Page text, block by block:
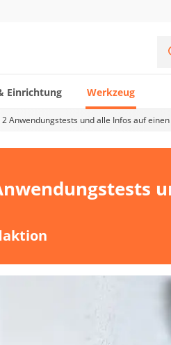
Einrichtung Werkzeug
Anwendungstests und alle Infos auf